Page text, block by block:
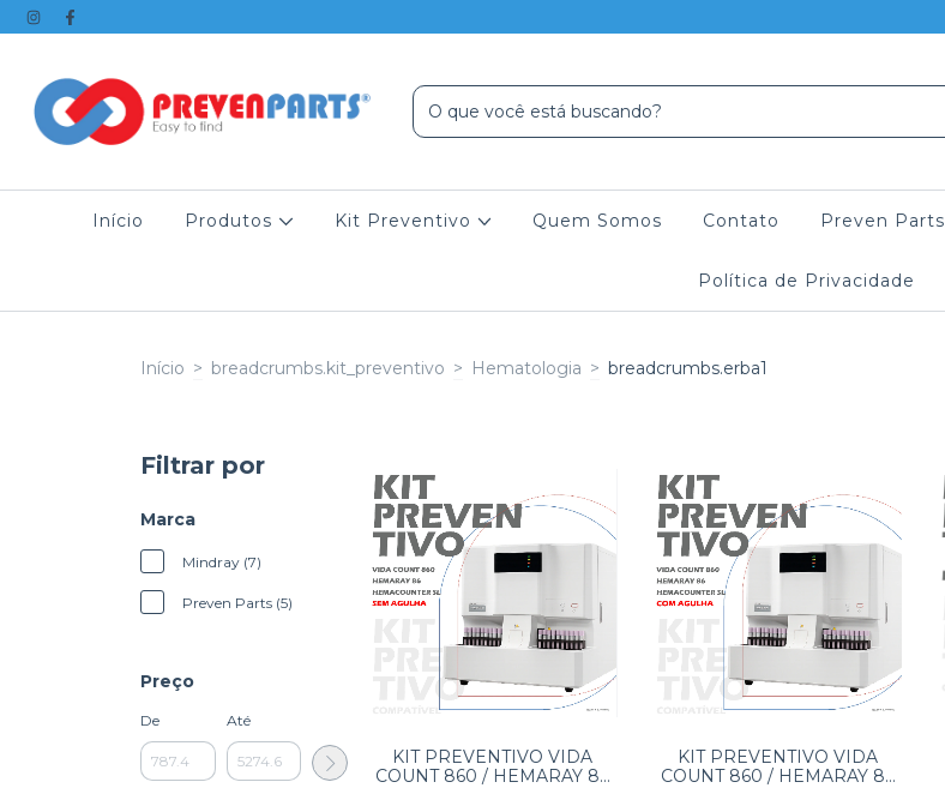
Início Produtos Kit Preventivo Quem Somos Contato Preven Parts
Política de Privacidade
Início > breadcrumbs.kit_preventivo > Hematologia > breadcrumbs.erba1
Filtrar por
Marca
Mindray (7)
Preven Parts (5)
Preço
De Até
KIT PREVENTIVO VIDA
COUNT 860 / HEMARAY 86
KIT PREVENTIVO VIDA
COUNT 860 / HEMARAY 86